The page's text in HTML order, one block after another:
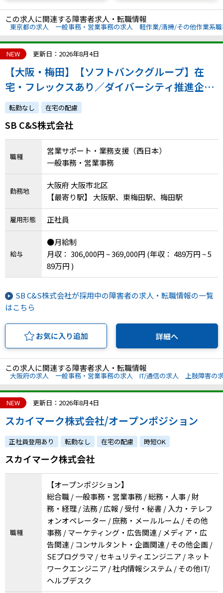
この求人に関連する障害者求人・転職情報
東京都の求人 一般事務・営業事務の求人 軽作業/清掃/その他作業系
NEW 更新日：2026年8月4日
【大阪・梅田】【ソフトバンクグループ】在
宅・フレックスあり／ダイバーシティ推進企業
／営業サポート・業務支援
転勤なし 在宅の配慮
SB C&S株式会社
職種
営業サポート・業務支援（西日本）
一般事務・営業事務
勤務地
大阪府 大阪市北区
【最寄り駅】 大阪駅、東梅田駅、梅田駅
雇用形態 正社員
給与
●月給制
月収： 306,000円 ~ 369,000円 (年収： 489万円 ~ 5
89万円 )
SB C&S株式会社が採用中の障害者の求人・転職情報の一覧
はこちら
お気に入り追加 詳細へ
この求人に関連する障害者求人・転職情報
大阪府の求人 一般事務・営業事務の求人 IT/通信の求人 上肢障害の
NEW 更新日：2026年8月4日
スカイマーク株式会社/オープンポジション
正社員登用あり 転勤なし 在宅の配慮 時短OK
スカイマーク株式会社
職種
【オープンポジション】
総合職 / 一般事務・営業事務 / 総務・人事 / 財
務・経理 / 法務 / 広報 / 受付・秘書 / 入力・テレフ
ォンオペレーター / 庶務・メールルーム / その他
事務 / マーケティング・広告関連 / メディア・広
告関連 / コンサルタント・企画関連 / その他企画 /
SEプログラマ / セキュリティエンジニア / ネット
ワークエンジニア / 社内情報システム / その他IT/
ヘルプデスク